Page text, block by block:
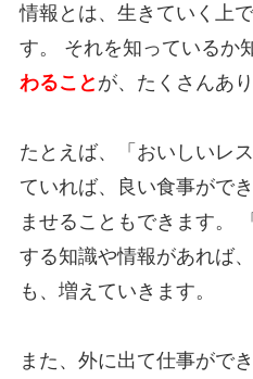
情報とは、生きていく上
す。 それを知っているか
わること が、たくさんあり
たとえば、「おいしいレ
ていれば、良い食事がで
ませることもできます。
する知識や情報があれば
も、増えていきます。
また、外に出て仕事がで